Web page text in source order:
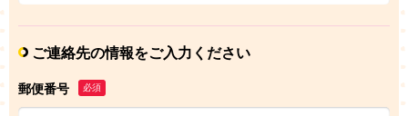
ご連絡先の情報をご入力ください
郵便番号 必須